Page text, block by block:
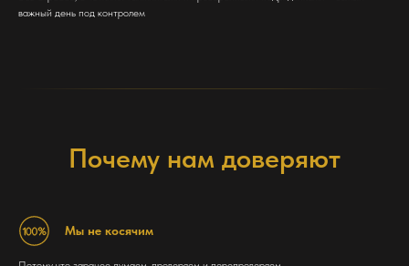
важный день под контролем
Почему нам доверяют
Мы не косячим